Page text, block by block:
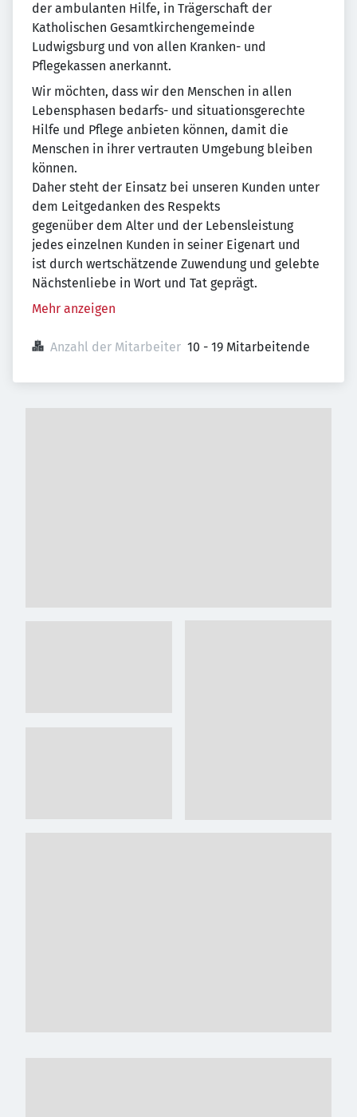
der ambulanten Hilfe, in Trägerschaft der
Katholischen Gesamtkirchengemeinde
Ludwigsburg und von allen Kranken- und
Pflegekassen anerkannt.
Wir möchten, dass wir den Menschen in allen
Lebensphasen bedarfs- und situationsgerechte
Hilfe und Pflege anbieten können, damit die
Menschen in ihrer vertrauten Umgebung bleiben
können.
Daher steht der Einsatz bei unseren Kunden unter
dem Leitgedanken des Respekts
gegenüber dem Alter und der Lebensleistung
jedes einzelnen Kunden in seiner Eigenart und
ist durch wertschätzende Zuwendung und gelebte
Nächstenliebe in Wort und Tat geprägt.
Mehr anzeigen
Anzahl der Mitarbeiter 10 - 19 Mitarbeitende